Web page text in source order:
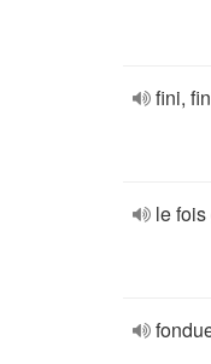
fini,
le